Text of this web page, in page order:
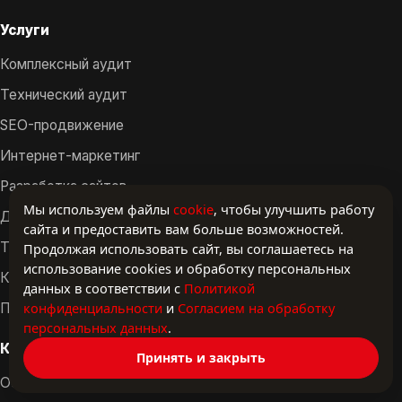
Услуги
Комплексный аудит
Технический аудит
SEO-продвижение
Интернет-маркетинг
Разработка сайтов
Доработка сайта
Техническая поддержка
Контент и упаковка
Полный цикл сопровождения
Компания
Обо мне
Мы используем файлы cookie, чтобы улучшить работу
сайта и предоставить вам больше возможностей.
Продолжая использовать сайт, вы соглашаетесь на
использование cookies и обработку персональных
данных в соответствии с Политикой
конфиденциальности и Согласием на обработку
персональных данных.
Принять и закрыть